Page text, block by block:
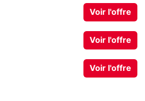
Voir l'offre
Voir l'offre
Voir l'offre